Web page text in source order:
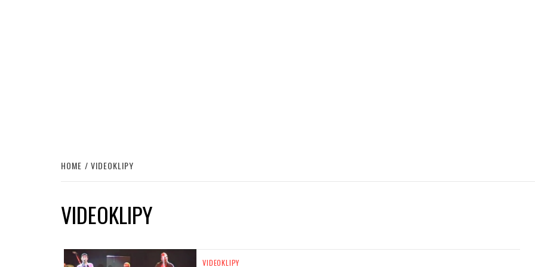
HOME VIDEOKLIPY
VIDEOKLIPY
VIDEOKLIPY